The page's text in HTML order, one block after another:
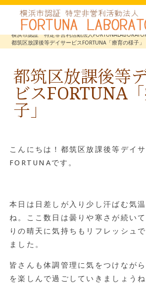
横浜市認証 特定非営利活動法人
都筑区放課後等デイサービスFORTUNA「療育の様子」
都筑区放課後等
ビスFORTUNA
子」
こんにちは！都筑区放課後等デイ
FORTUNAです。
本日は日差しが入り少し汗ばむ気
ね。ここ数日は曇りや寒さが続い
りの晴天に気持ちもリフレッシュ
ました。
皆さんも体調管理に気をつけなが
を楽しんで過ごしていきましょうね